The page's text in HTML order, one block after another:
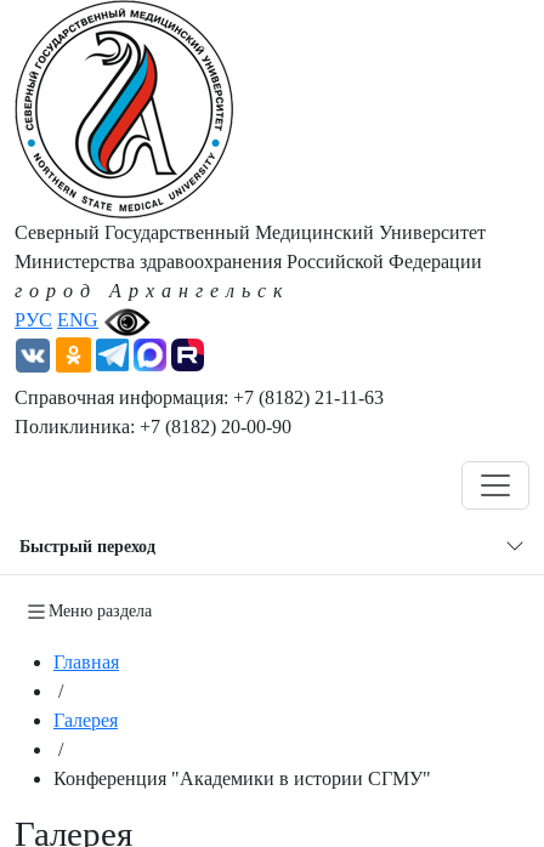
РУС ENG
Северный Государственный Медицинский Университет
Министерства здравоохранения Российской Федерации
город Архангельск
Справочная информация: +7 (8182) 21-11-63
Поликлиника: +7 (8182) 20-00-90
Быстрый переход
Меню раздела
Главная
/
Галерея
/
Конференция "Академики в истории СГМУ"
Галерея